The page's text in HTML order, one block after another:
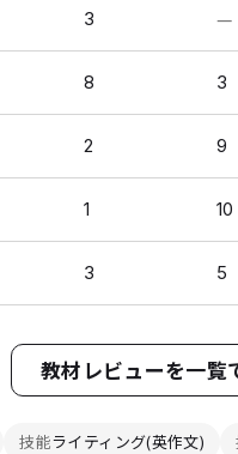
3 —
8 3
2 9
1 10
3 5
教材レビューを一覧
技能ライティング(英作文)